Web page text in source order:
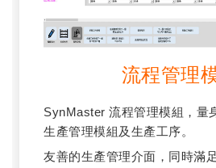
流程管理
SynMaster 流程管理模組，量
生產管理模組及生產工序。
友善的生產管理介面，同時滿